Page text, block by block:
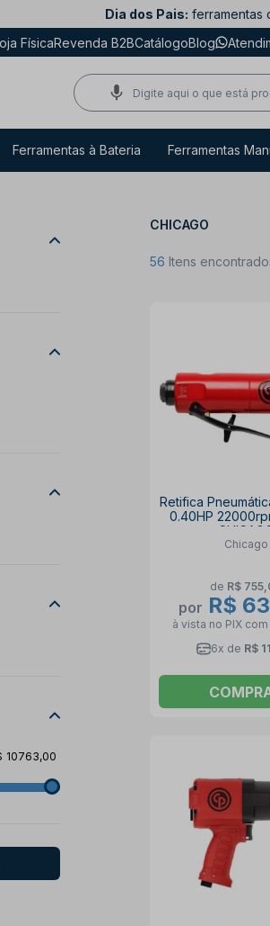
Dia dos Pais: ferramentas
FísicaRevenda B2BCatálogoBlog
Ferramentas à Bateria Ferramentas
10763,00
CHICAGO
56 Itens
Retifica
0.40HP
Chicago
de R$
por R$
à vista no PIX com
6x de R$